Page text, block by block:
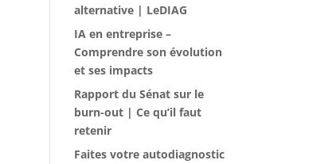
alternative | LeDIAG
IA en entreprise –
Comprendre son évolution
et ses impacts
Rapport du Sénat sur le
burn-out | Ce qu’il faut
retenir
Faites votre autodiagnostic